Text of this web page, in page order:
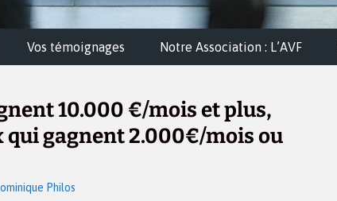
Vos témoignages Notre Association : L’AVF
10.000 €/mois et plus,
qui gagnent 2.000€/mois ou
Philos